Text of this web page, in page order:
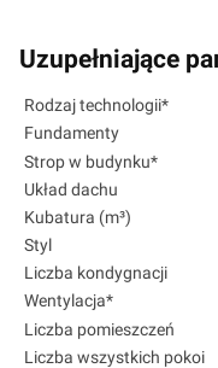
Uzupełniające
Rodzaj technologii*
Fundamenty
Strop w budynku*
Układ dachu
Kubatura (m³)
Styl
Liczba kondygnacji
Wentylacja*
Liczba pomieszczeń
Liczba wszystkich pokoi